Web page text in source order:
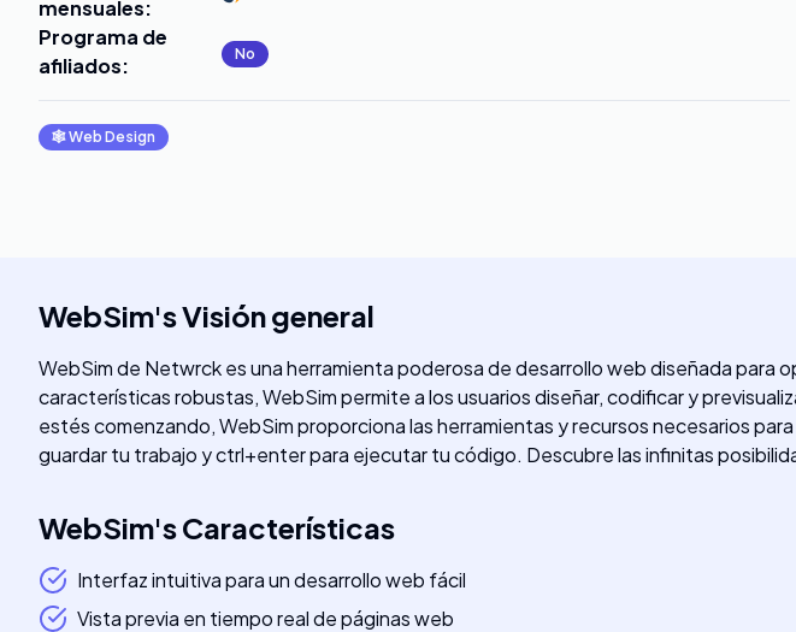
mensuales:
Programa de
afiliados: No
🕸Web Design
WebSim'sVisión general
WebSim de Netwrck es una herramienta poderosa de desarrollo web diseñada
características robustas, WebSim permite a los usuarios diseñar, codificar y
estés comenzando, WebSim proporciona las herramientas y recursos necesarios
guardar tu trabajo y ctrl+enter para ejecutar tu código. Descubre las infinitas
WebSim'sCaracterísticas
Interfaz intuitiva para un desarrollo web fácil
Vista previa en tiempo real de páginas web